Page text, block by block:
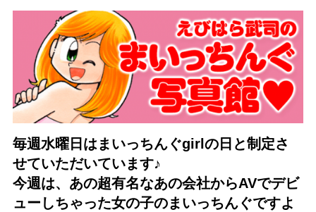
毎週水曜日はまいっちんぐgirlの日と制定さ
せていただいています♪
今週は、あの超有名なあの会社からAVでデビ
ューしちゃった女の子のまいっちんぐですよ